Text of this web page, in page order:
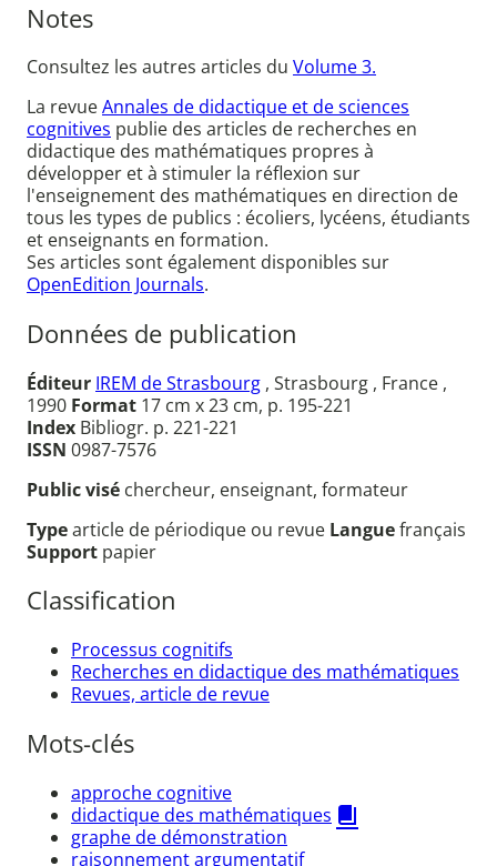
Notes
Consultez les autres articles du Volume 3.
La revueAnnales de didactique et de sciences
cognitives publie des articles de recherches en
didactique des mathématiques propres à
développer et à stimuler la réflexion sur
l'enseignement des mathématiques en direction de
tous les types de publics : écoliers, lycéens, étudiants
et enseignants en formation.
Ses articles sont également disponibles sur
OpenEdition Journals.
Données de publication
Éditeur IREM de Strasbourg , Strasbourg , France ,
1990 Format 17 cm x 23 cm, p. 195-221
Index Bibliogr. p. 221-221
ISSN 0987-7576
Public visé chercheur, enseignant, formateur
Typearticle de périodique ou revue Languefrançais
Support papier
Classification
Processus cognitifs
Recherches en didactique des mathématiques
Revues, article de revue
Mots-clés
approche cognitive
didactique des mathématiques
graphe de démonstration
raisonnement argumentatif